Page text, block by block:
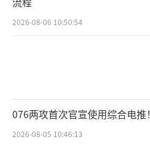
我算什么贵宾啊
扛着一杆老枪
也没多杀几个敌人
2026-08-06 10:50:54
076两攻首次官宣使用综合电推！
2026-08-05 10:46:13